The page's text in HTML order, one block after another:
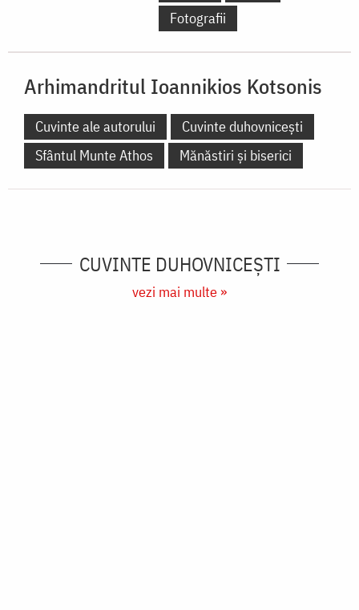
Fotografii
Arhimandritul
Ioannikios Kotsonis
Cuvinte ale autorului